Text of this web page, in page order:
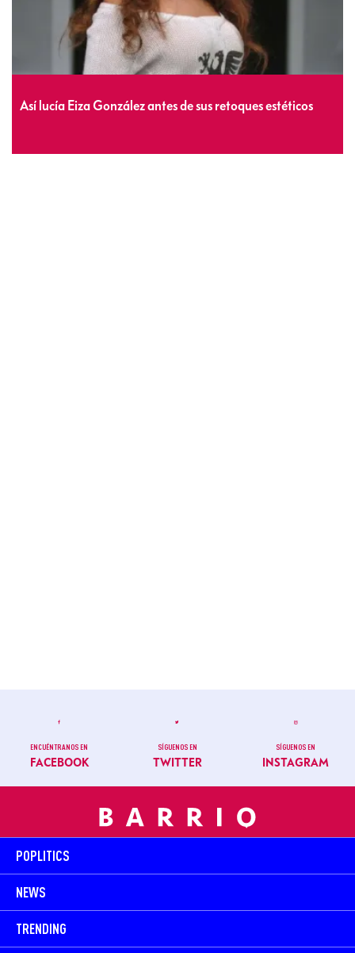
Así lucía Eiza González antes de sus retoques estéticos
ENCUÉNTRANOS EN
FACEBOOK
SÍGUENOS EN
TWITTER
SÍGUENOS EN
INSTAGRAM
POPLITICS
NEWS
TRENDING